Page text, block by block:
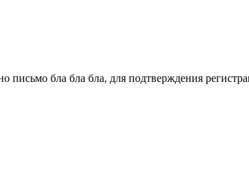
письмо бла бла бла, для подтверждения